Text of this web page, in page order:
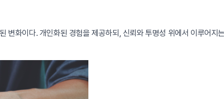
화이다. 개인화된 경험을 제공하되, 신뢰와 투명성 위에서 이루어지